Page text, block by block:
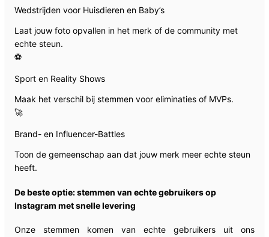
Wedstrijden voor Huisdieren en Baby’s
Laat jouw foto opvallen in het merk of de community met
echte steun.
⚽
Sport en Reality Shows
Maak het verschil bij stemmen voor eliminaties of MVPs.
🚀
Brand- en Influencer-Battles
Toon de gemeenschap aan dat jouw merk meer echte steun
heeft.
De beste optie: stemmen van echte gebruikers op
Instagram met snelle levering
Onze stemmen komen van echte gebruikers uit ons